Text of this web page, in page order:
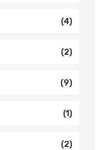
(4)
(2)
(9)
(1)
(2)